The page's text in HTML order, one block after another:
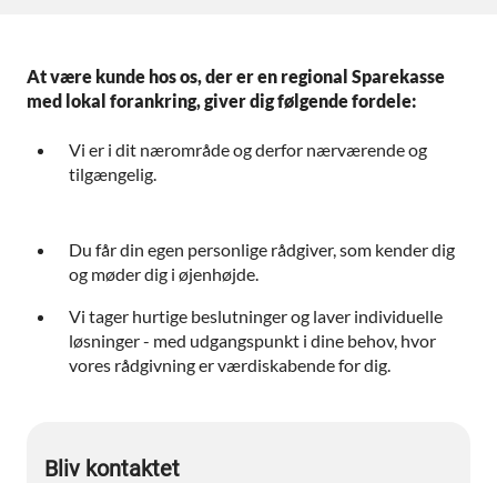
At være kunde hos os, der er en regional Sparekasse
med lokal forankring, giver dig følgende fordele:
Vi er i dit nærområde og derfor nærværende og
tilgængelig.
Du får din egen personlige rådgiver, som kender dig
og møder dig i øjenhøjde.
Vi tager hurtige beslutninger og laver individuelle
løsninger - med udgangspunkt i dine behov, hvor
vores rådgivning er værdiskabende for dig.
Bliv kontaktet